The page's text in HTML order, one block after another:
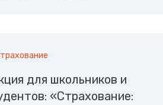
для школьников и
«Страхование: